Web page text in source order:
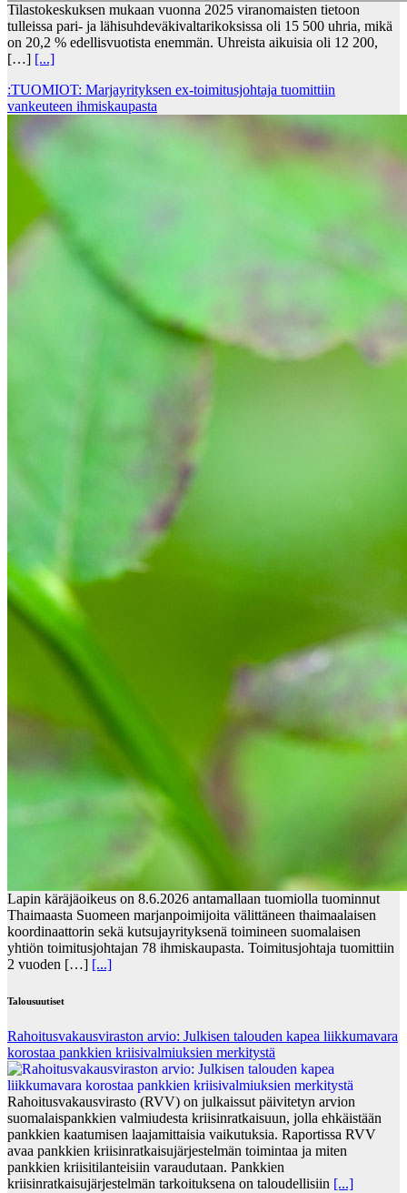
Tilastokeskuksen mukaan vuonna 2025 viranomaisten tietoon
tulleissa pari- ja lähisuhdeväkivaltarikoksissa oli 15 500 uhria, mikä
on 20,2 % edellisvuotista enemmän. Uhreista aikuisia oli 12 200,
[…] [...]
:TUOMIOT: Marjayrityksen ex-toimitusjohtaja tuomittiin
vankeuteen ihmiskaupasta
Lapin käräjäoikeus on 8.6.2026 antamallaan tuomiolla tuominnut
Thaimaasta Suomeen marjanpoimijoita välittäneen thaimaalaisen
koordinaattorin sekä kutsujayrityksenä toimineen suomalaisen
yhtiön toimitusjohtajan 78 ihmiskaupasta. Toimitusjohtaja tuomittiin
2 vuoden […] [...]
Talousuutiset
Rahoitusvakausviraston arvio: Julkisen talouden kapea liikkumavara
korostaa pankkien kriisivalmiuksien merkitystä
Rahoitusvakausvirasto (RVV) on julkaissut päivitetyn arvion
suomalaispankkien valmiudesta kriisinratkaisuun, jolla ehkäistään
pankkien kaatumisen laajamittaisia vaikutuksia. Raportissa RVV
avaa pankkien kriisinratkaisujärjestelmän toimintaa ja miten
pankkien kriisitilanteisiin varaudutaan. Pankkien
kriisinratkaisujärjestelmän tarkoituksena on taloudellisiin [...]